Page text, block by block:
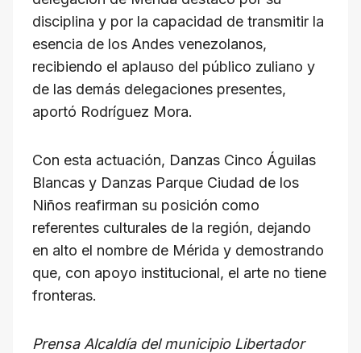
disciplina y por la capacidad de transmitir la
esencia de los Andes venezolanos,
recibiendo el aplauso del público zuliano y
de las demás delegaciones presentes,
aportó Rodríguez Mora.
Con esta actuación, Danzas Cinco Águilas
Blancas y Danzas Parque Ciudad de los
Niños reafirman su posición como
referentes culturales de la región, dejando
en alto el nombre de Mérida y demostrando
que, con apoyo institucional, el arte no tiene
fronteras.
Prensa Alcaldía del municipio Libertador